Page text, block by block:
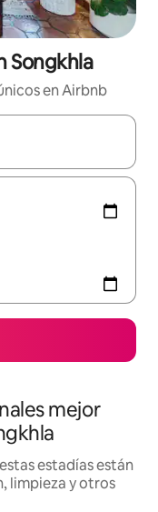
Songkhla
en Airbnb
navega con las
mejor
estadías están
limpieza y otros